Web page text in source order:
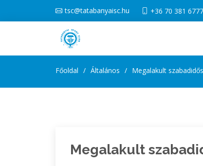
tsc@tatabanyaisc.hu +36 70 381 6777
Főoldal Általános Megalakult
Megalakult